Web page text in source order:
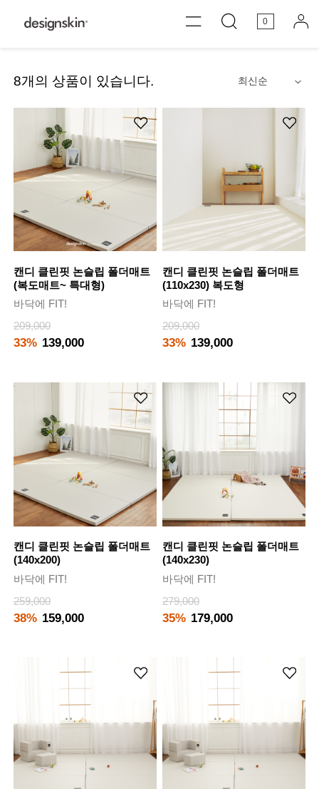
0
8개의 상품이 있습니다.
캔디 클린핏 논슬립 폴더매트
(복도매트~ 특대형)
바닥에 FIT!
209,000
33% 139,000
캔디 클린핏 논슬립 폴더매트
(110x230) 복도형
바닥에 FIT!
209,000
33% 139,000
캔디 클린핏 논슬립 폴더매트
(140x200)
바닥에 FIT!
259,000
38% 159,000
캔디 클린핏 논슬립 폴더매트
(140x230)
바닥에 FIT!
279,000
35% 179,000